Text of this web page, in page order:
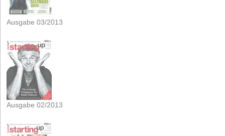
Ausgabe 03/2013
Ausgabe 02/2013